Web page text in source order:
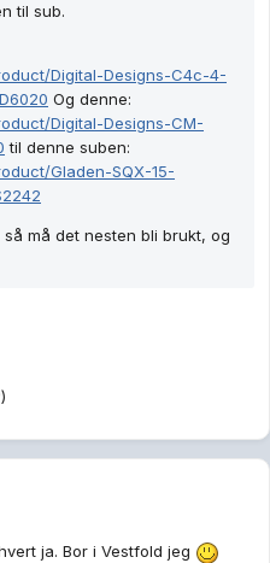
til sub.
Digital-Designs-C4c-4-
Og denne:
Digital-Designs-CM-
til denne suben:
Gladen-SQX-15-
må det nesten bli brukt, og
ja. Bor i Vestfold jeg